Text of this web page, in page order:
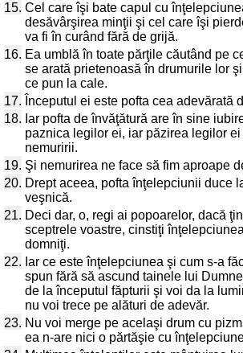
15. Cel care îşi bate capul cu
desăvârşirea minţii şi cel care îşi
va fi în curând fără de grijă.
16. Ea umblă în toate părţile căutând pe
se arată prietenoasă în drumurile lor
ce pun la cale.
17. Începutul ei este pofta cea adevărată
18. Iar pofta de învăţătură are în sine
paznica legilor ei, iar păzirea legilor
nemuririi.
19. Şi nemurirea ne face să fim aproape
20. Drept aceea, pofta înţelepciunii duce
veşnică.
21. Deci dar, o, regi ai popoarelor, dacă
sceptrele voastre, cinstiţi
domniţi.
22. Iar ce este înţelepciunea şi cum s-a
spun fără să ascund tainele lui
de la începutul făpturii şi voi da la
nu voi trece pe alături de adevăr.
23. Nu voi merge pe acelaşi drum cu
ea n-are nici o părtăşie cu